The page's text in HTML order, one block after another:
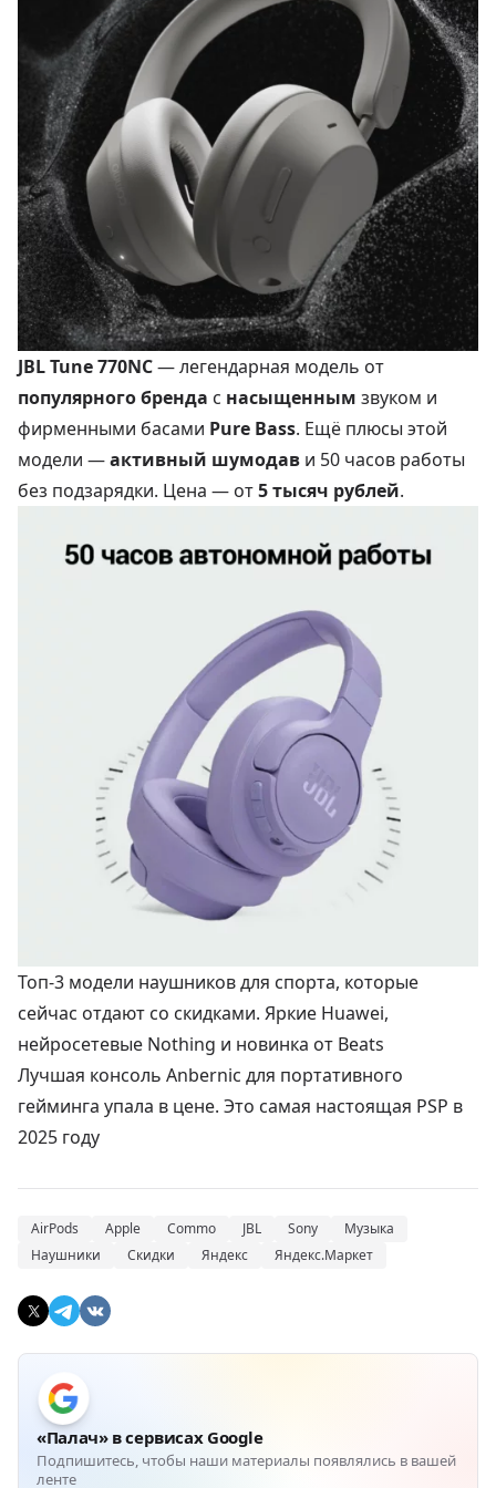
JBL Tune 770NC— легендарная модель от
популярного бренда с насыщенным звуком и
фирменными басами Pure Bass. Ещё плюсы этой
модели —активный шумодав и 50 часов работы
без подзарядки. Цена — от5 тысяч рублей.
Топ-3 модели наушников для спорта, которые
сейчас отдают со скидками. Яркие Huawei,
нейросетевые Nothing и новинка от Beats
Лучшая консоль Anbernic для портативного
гейминга упала в цене. Это самая настоящая PSP в
2025 году
AirPods Apple Commo JBL Sony
Музыка
Наушники
Скидки Яндекс Яндекс.Маркет
«Палач» в сервисах Google
Подпишитесь, чтобы наши материалы появлялись в вашей
ленте